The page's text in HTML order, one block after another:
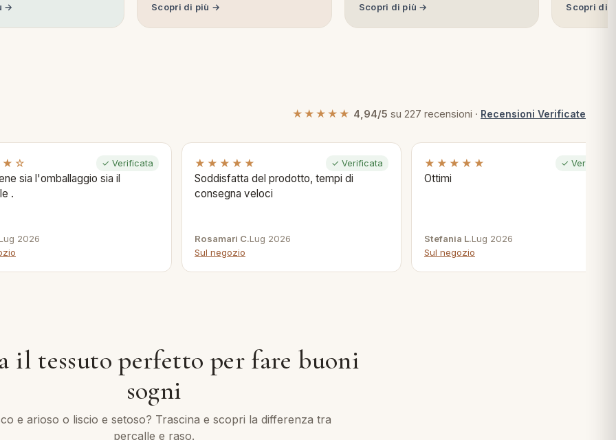
→ Scopri di più → Scopri di più → Scopri di
★★★★★ 4,94/5 su 227 recensioni · Recensioni Verificate
✓ Verificata
sia l'omballaggio sia il
.
2026
★★★★★ ✓ Verificata
Soddisfatta del prodotto, tempi di
consegna veloci
Rosamari C.Lug 2026
Sul negozio
★★★★★ ✓ Verificata
Ottimi
Stefania L.Lug 2026
Sul negozio
il tessuto perfetto per fare buoni
sogni
e arioso o liscio e setoso? Trascina e scopri la differenza tra
percalle e raso.